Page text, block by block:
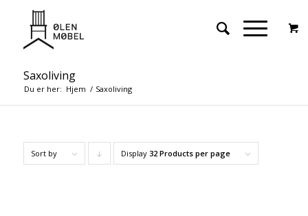
Saxoliving
Du er her: Hjem / Saxoliving
Sort by Click
Display 32 Products per page